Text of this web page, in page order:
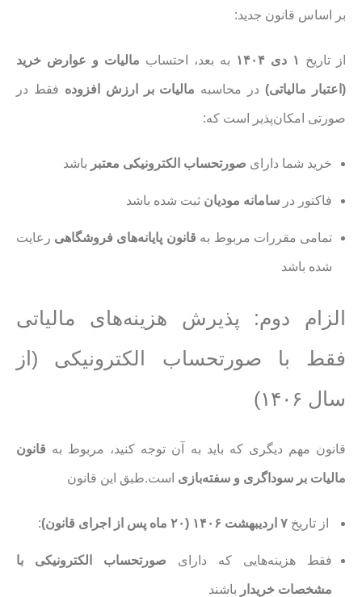
بر اساس قانون جدید:
از تاریخ ۱ دی ۱۴۰۴ به بعد، احتساب مالیات و عوارض خرید
(اعتبار مالیاتی)در محاسبه مالیات بر ارزش افزوده فقط در
صورتی امکان‌پذیر است که:
خرید شما دارای صورتحساب الکترونیکی معتبر باشد
فاکتور در سامانه مودیان ثبت شده باشد
تمامی مقررات مربوط به قانون پایانه‌های فروشگاهی رعایت
شده باشد
الزام دوم: پذیرش هزینه‌های مالیاتی
فقط با صورتحساب الکترونیکی (از
سال ۱۴۰۶)
قانون مهم دیگری که باید به آن توجه کنید، مربوط به قانون
مالیات بر سوداگری و سفته‌بازی است.طبق این قانون
از تاریخ ۷ اردیبهشت ۱۴۰۶ (۲۰ ماه پس از اجرای قانون) :
فقط هزینه‌هایی که دارای صورتحساب الکترونیکی با
مشخصات خریدار باشند